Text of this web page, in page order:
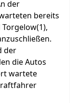
der
bereits
der
die Autos
wartete